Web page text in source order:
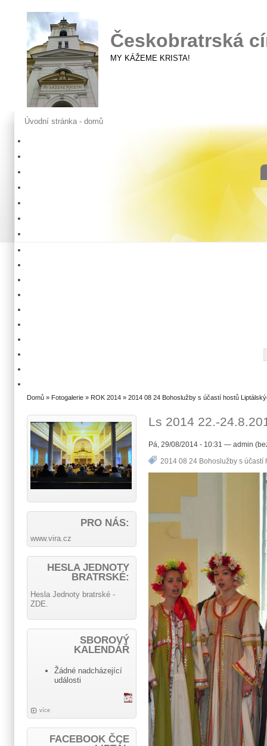
Českobratrská
MY KÁŽEME KRISTA!
Úvodní stránka - domů
Domů » Fotogalerie » ROK 2014 » 2014 08 24 Bohoslužby s účastí hostů
Ls 2014 22.-
Pá, 29/08/2014 - 10:31 — admin
2014 08 24 Bohoslužby s
PRO NÁS:
www.vira.cz
HESLA JEDNOTY
BRATRSKÉ:
Hesla Jednoty bratrské -
ZDE.
SBOROVÝ
KALENDÁŘ
Žádné nadcházející
události
více
FACEBOOK ČCE